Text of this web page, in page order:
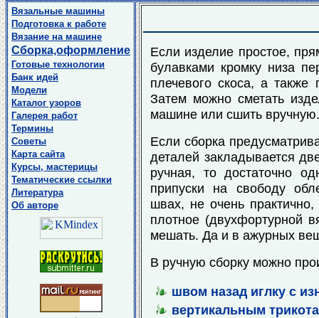
Вязальные машины
Подготовка к работе
Вязание на машине
Сборка,оформление
Готовые технологии
Банк идей
Модели
Каталог узоров
Галерея работ
Термины
Советы
Карта сайта
Курсы, мастерицы
Тематические ссылки
Литература
Об авторе
Если изделие простое,
булавками кромку низа
плечевого скоса, а также
Затем можно сметать
машине или сшить вручную.
Если сборка
деталей закладывается
ручная, то достаточно
припуски на свободу
швах, не очень
плотное (двухфортурной
мешать. Да и в ажурных
В ручную сборку можно
швом назад иглку с
вертикальным